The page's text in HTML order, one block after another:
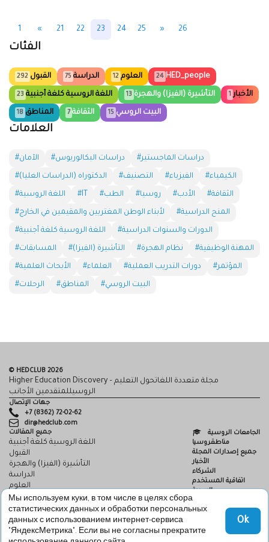
1 « 21 22 23 24 25 » 26
الفئات
القبول 292 الدراسة 75 العلوم 12 HED_people
24
اللغة الروسية كلغة أجنبية 23 التأشيرة (الفيزا) والهجرة 13 الأخبار 1
المناطق 18 الثقافة 7 البيت الروسي 15
العلامات
#الآمان #دراسات البكالوريوس #دراسات الماجستير
#الدكتوراه (الدراسات العليا) #التصنيف #الفيزياء #الكيمياء
#اللغة الروسية #IT #الطب #روسيا #الأدب #الثقافة
#لأبناء الوطن المغتربين والمقيمين في الخارج #المنح الدراسية
#اللغة الروسية كلغة أجنبية #الدورات والسنوات الدراسية
#المسابقات #التأشيرة (الفيزا) #نظام الهجرة #المهنة الوظيفية
#الأبحاث العلمية #العلماء #دورات التدريب العملية #المؤتمر
#الرحلات #المناطق #البيت الروسي
© HEDCLUB 2026
Higher Education Discovery – مجلة متعددة اللغاتحول التعليم
الروسيللمتقدمين الأجانب
جهات الإتصال
+7 (8362) 72-02-62
dir@hedclub.com
جميع المقالات
اللغة الروسية كلغة أجنبية
القبول
التأشيرة (الفيزا) والهجرة
الدراسة
العلوم
HED_people
البيت الروسي
المناطق
الثقافة
الجامعات الروسية
مناطقروسيا
جميع إصدارات المجلة
الأخبار
الشركاء
اتفاقية المستخدم
السرية
HED
Мы используем куки, в том числе в целях сбора
статистических данных и обработки персональных
данных с использованием интернет-сервиса
"ЯндексМетрика". Если вы не согласны прекратите
Ok